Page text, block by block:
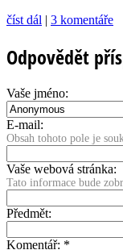
číst dál | 3 komentáře
Odpovědět
Vaše jméno:
E-mail:
Obsah tohoto pole je
Vaše webová stránka:
Tato informace bude
Předmět:
Komentář: *